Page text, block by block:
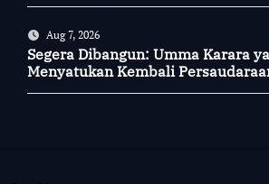
Aug 7, 2026
Segera Dibangun: Umma Karara
Menyatukan Kembali